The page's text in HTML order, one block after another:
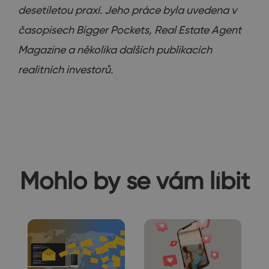
desetiletou praxí. Jeho práce byla uvedena v
časopisech Bigger Pockets, Real Estate Agent
Magazine a několika dalších publikacích
realitních investorů.
Mohlo by se vám líbit